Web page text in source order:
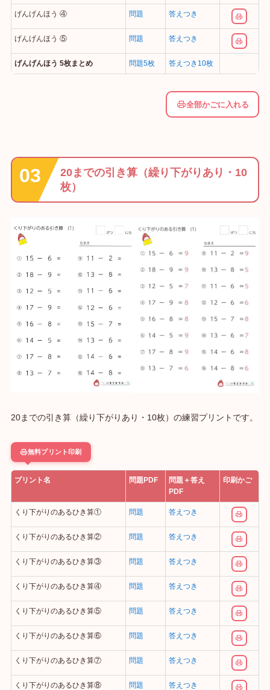
げんげんほう ④ 問題 答えつき
げんげんほう ⑤ 問題 答えつき
げんげんほう 5枚まとめ 問題5枚 答えつき10枚
全部かごに入れる
20までの引き算（繰り下がりあり・10
枚）
20までの引き算（繰り下がりあり・10枚）の練習プリントです。
無料プリント印刷
プリント名 問題PDF
問題＋答え
PDF
印刷かご
くり下がりのあるひき算① 問題 答えつき
くり下がりのあるひき算② 問題 答えつき
くり下がりのあるひき算③ 問題 答えつき
くり下がりのあるひき算④ 問題 答えつき
くり下がりのあるひき算⑤ 問題 答えつき
くり下がりのあるひき算⑥ 問題 答えつき
くり下がりのあるひき算⑦ 問題 答えつき
くり下がりのあるひき算⑧ 問題 答えつき